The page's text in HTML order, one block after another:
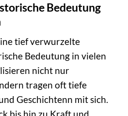
Bedeutung
tief verwurzelte
Bedeutung in vielen
nicht nur
tragen oft tiefe
Geschichtenn mit sich.